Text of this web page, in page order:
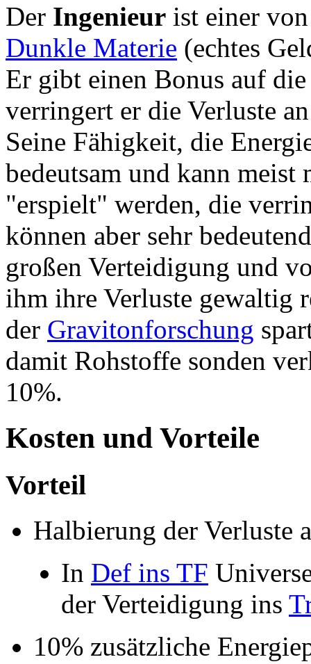
Der Ingenieur ist einer
Dunkle Materie (echtes
Er gibt einen Bonus auf
verringert er die Verluste
Seine Fähigkeit, die
bedeutsam und kann meist
"erspielt" werden, die
können aber sehr
großen Verteidigung und
ihm ihre Verluste gewaltig
der Gravitonforschung
damit Rohstoffe sonden
10%.
Kosten und Vorteile
Vorteil
Halbierung der Verluste
In Def ins TF
der Verteidigung ins
10% zusätzliche